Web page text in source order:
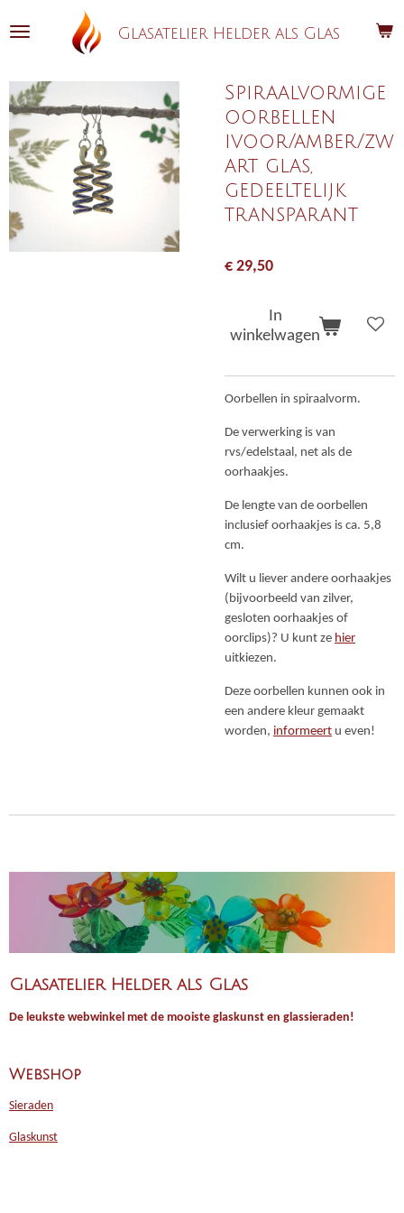
direct
hoofdinhoud
Glasatelier Helder als Glas
Spiraalvormige
oorbellen
ivoor/amber/zw
art glas,
gedeeltelijk
transparant
€ 29,50
In
winkelwagen
Oorbellen in spiraalvorm.
De verwerking is van
rvs/edelstaal, net als de
oorhaakjes.
De lengte van de oorbellen
inclusief oorhaakjes is ca. 5,8
cm.
Wilt u liever andere oorhaakjes
(bijvoorbeeld van zilver,
gesloten oorhaakjes of
oorclips)? U kunt ze hier
uitkiezen.
Deze oorbellen kunnen ook in
een andere kleur gemaakt
worden, informeert u even!
Glasatelier Helder als Glas
De leukste webwinkel met de mooiste glaskunst en glassieraden!
Webshop
Sieraden
Glaskunst